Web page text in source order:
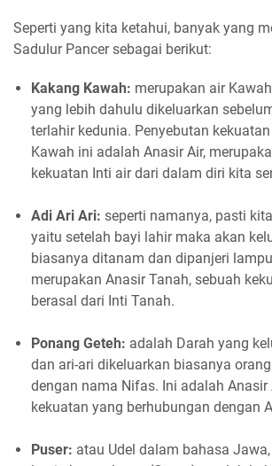
Seperti yang kita ketahui, banyak yang
Sadulur Pancer sebagai berikut:
Kakang Kawah: merupakan air
yang lebih dahulu dikeluarkan
terlahir kedunia. Penyebutan
Kawah ini adalah Anasir Air,
kekuatan Inti air dari dalam diri kita
Adi Ari Ari: seperti namanya, pasti
yaitu setelah bayi lahir maka akan
biasanya ditanam dan dipanjeri
merupakan Anasir Tanah, sebuah
berasal dari Inti Tanah.
Ponang Geteh: adalah Darah yang
dan ari-ari dikeluarkan biasanya
dengan nama Nifas. Ini adalah Anasir
kekuatan yang berhubungan dengan
Puser: atau Udel dalam bahasa